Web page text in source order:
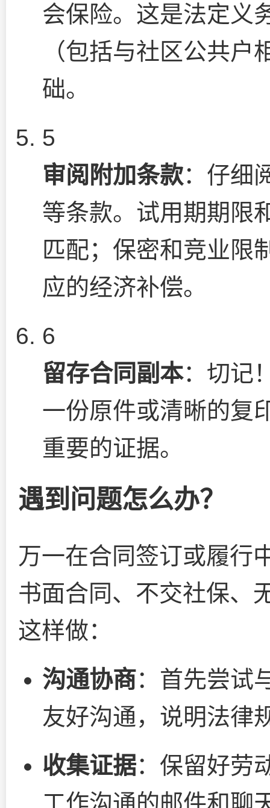
会保险。这是法定义
（包括与社区公共
础。
5
审阅附加条款：仔细
等条款。试用期期限
匹配；保密和竞业限
应的经济补偿。
6
留存合同副本：切记
一份原件或清晰的复
重要的证据。
遇到问题怎么办？
万一在合同签订或履行
书面合同、不交社保、
这样做：
沟通协商：首先尝试
友好沟通，说明法律
收集证据：保留好劳